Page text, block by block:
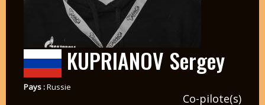
KUPRIANOV Sergey
Pays :Russie
Co-pilote(s)